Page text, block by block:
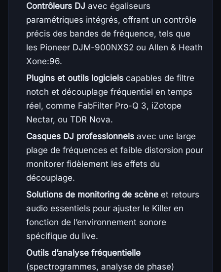
Contrôleurs DJ avec égaliseurs
paramétriques intégrés, offrant un contrôle
précis des bandes de fréquence, tels que
les Pioneer DJM-900NXS2 ou Allen & Heath
Xone:96.
Plugins et outils logiciels capables de filtre
notch et découplage fréquentiel en temps
réel, comme FabFilter Pro-Q 3, iZotope
Nectar, ou TDR Nova.
Casques DJ professionnels avec une large
plage de fréquences et faible distorsion pour
monitorer fidèlement les effets du
découplage.
Solutions de monitoring de scène et retours
audio essentiels pour ajuster le Killer en
fonction de l’environnement sonore
spécifique du live.
Outils d’analyse fréquentielle
(spectrogrammes, analyse de phase)